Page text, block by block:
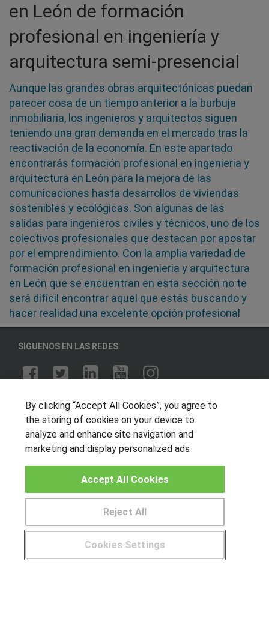
en León de formación
profesional en ingeniería y
arquitectura semi-presencial
Aunque las grandes obras arquitectónicas puedan
parecer cosa de un tiempo anterior a la burbuja
inmobiliaria, los ingenieros y arquitectos siguen
teniendo una gran demanda en el mercado tras la
reactivación de la economía. En este apartado
encontrarás formación profesional en ingenieria y
arquitectura en León para la mejora de las
comunicaciones hasta desarrollos de viviendas
sostenibles y ecológicas. Son algunas de las
salidas para ingenieros civiles y técnicos, uno de los
colectivos profesionales que destacan por apostar
por el emprendimiento. Con la amplia variedad de
formación profesional en ingenieria y arquitectura
en León que se encuentran en esta sección no te
será difícil encontrar aquel que estás buscando y
hacer realidad una excelente opción profesional
SÍGUENOS EN LAS REDES
OTROS GRUPOS DE INTERES
Muro de los idiomas
Hablemos de empleo
CENTROS DE FORMACIÓN
¿Tienes alguna duda? 900 264 357
By clicking “Accept All Cookies”, you agree to
the storing of cookies on your device to
analyze and enhance site navigation and
marketing and display personalized ads
Cookies Settings
Reject All
Accept All Cookies